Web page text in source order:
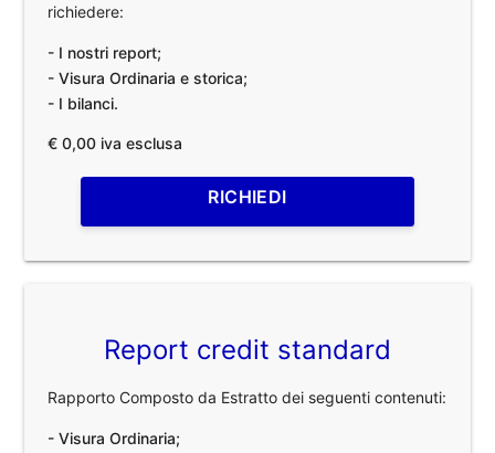
richiedere:
- I nostri report;
- Visura Ordinaria e storica;
- I bilanci.
€ 0,00 iva esclusa
RICHIEDI
Report credit standard
Rapporto Composto da Estratto dei seguenti contenuti:
- Visura Ordinaria;